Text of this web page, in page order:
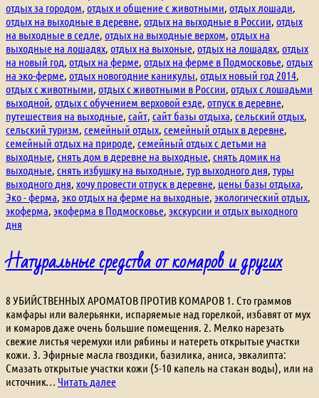
отдых за городом отдых и общение с животными отдых лошади
отдых на выходные в деревне отдых на выходные в России отдых
на выходные в седле отдых на выходные верхом отдых на
выходные на лошадях отдых на выхоные отдых на лошадях отдых
на новый год отдых на ферме отдых на ферме в Подмосковье отдых
на эко-ферме отдых новогодние каникулы отдых новый год 2014
отдых с животными отдых с животными в России отдых с лошадьми
выходной отдых с обучением верховой езде отпуск в деревне
путешествия на выходные сайт сайт базы отдыха сельский отдых
сельский туризм семейный отдых семейный отдых в деревне
семейный отдых на природе семейный отдых с детьми на
выходные снять дом в деревне на выходные снять домик на
выходные снять избушку на выходные тур выходного дня туры
выходного дня хочу провести отпуск в деревне цены базы отдыха
Эко - ферма эко отдых на ферме на выходные экологический отдых
экоферма экоферма в Подмосковье экскурсии и отдых выходного
дня
Натуральные средства от комаров и других
8 УБИЙСТВЕННЫХ АРОМАТОВ ПРОТИВ КОМАРОВ 1. Сто граммов
камфары или валерьянки, испаряемые над горелкой, избавят от мух
и комаров даже очень большие помещения. 2. Мелко нарезать
свежие листья черемухи или рябины и натереть открытые участки
кожи. 3. Эфирные масла гвоздики, базилика, аниса, эвкалипта:
Смазать открытые участки кожи (5-10 капель на стакан воды), или на
источник… Читать далееНатуральные